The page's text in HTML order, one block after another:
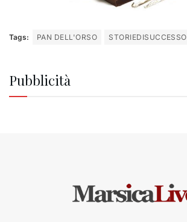
Tags: PAN DELL'ORSO STORIEDISUCCESSO
Pubblicità